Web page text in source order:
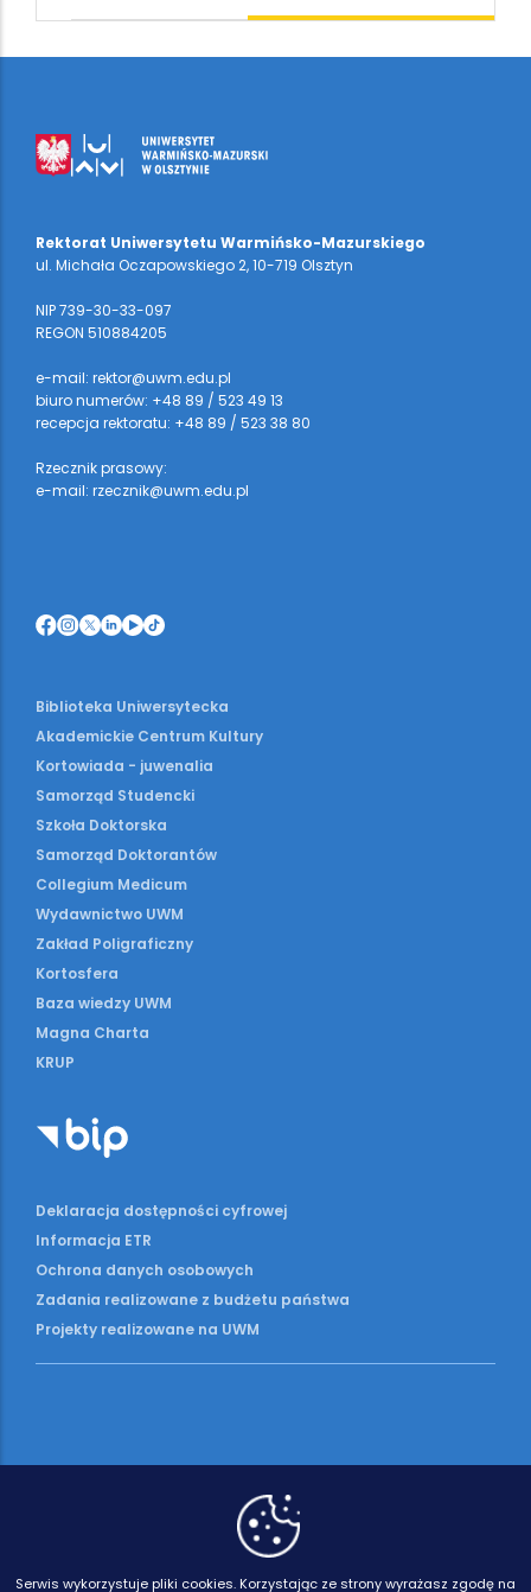
Rektorat Uniwersytetu Warmińsko-Mazurskiego
ul. Michała Oczapowskiego 2, 10-719 Olsztyn
NIP 739-30-33-097
REGON 510884205
e-mail: rektor@uwm.edu.pl
biuro numerów: +48 89 / 523 49 13
recepcja rektoratu: +48 89 / 523 38 80
Rzecznik prasowy:
e-mail: rzecznik@uwm.edu.pl
Biblioteka Uniwersytecka
Akademickie Centrum Kultury
Kortowiada - juwenalia
Samorząd Studencki
Szkoła Doktorska
Samorząd Doktorantów
Collegium Medicum
Wydawnictwo UWM
Zakład Poligraficzny
Kortosfera
Baza wiedzy UWM
Magna Charta
KRUP
Deklaracja dostępności cyfrowej
Informacja ETR
Ochrona danych osobowych
Zadania realizowane z budżetu państwa
Projekty realizowane na UWM
Serwis wykorzystuje pliki cookies. Korzystając ze strony wyrażasz zgodę na